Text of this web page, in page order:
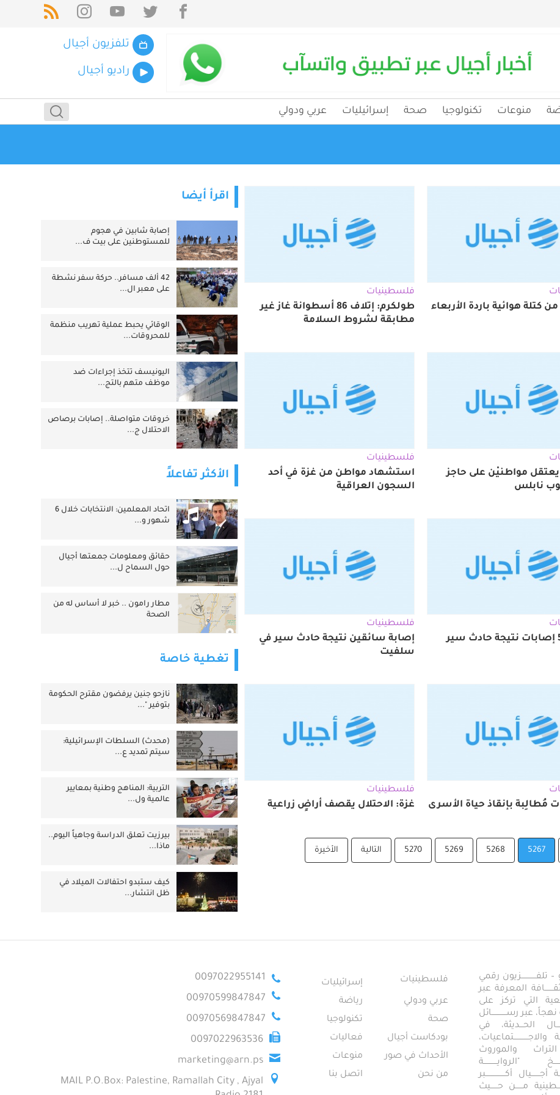
تلفزيون أجيال
راديو أجيال
منوعات تكنولوجيا صحة إسرائيليات عربي ودولي
كتلة هوائية باردة الأربعاء
فلسطينيات
طولكرم: إتلاف 86 أسطوانة غاز غير
مطابقة لشروط السلامة
يعتقل مواطنيْن على حاجز
نابلس
فلسطينيات
استشهاد مواطن من غزة في أحد
السجون العراقية
فلسطينيات
إصابة سائقين نتيجة حادث سير في
سلفيت
مُطالِبة بإنقاذ حياة الأسرى
فلسطينيات
غزة: الاحتلال يقصف أراضٍ زراعية
5267
5268
5269
5270 التالية الأخيرة
اقرأ أيضا
إصابة شابين في هجوم
للمستوطنين على بيت ف...
42 ألف مسافر.. حركة سفر نشطة
على معبر ال...
الوقائي يحبط عملية تهريب منظمة
للمحروقات...
اليونيسف تتخذ إجراءات ضد
موظف متهم بالتج...
خروقات متواصلة.. إصابات برصاص
الاحتلال ج...
الأكثر تفاعلاً
اتحاد المعلمين: الانتخابات خلال 6
شهور و...
حقائق ومعلومات جمعتها أجيال
حول السماح ل...
مطار رامون .. خبر لا أساس له من
الصحة
تغطية خاصة
نازحو جنين يرفضون مقترح الحكومة
بتوفير "...
(محدث) السلطات الإسرائيلية:
سيتم تمديد ع...
التربية: المناهج وطنية بمعايير
عالمية ول...
بيرزيت تعلق الدراسة وجاهياً اليوم..
ماذا...
كيف ستبدو احتفالات الميلاد في
ظل انتشار...
رقمي
المعرفة عبر
التي تركز على
عبر رســــــــــــائل
الحـــديثة، في
والموروث
"الروايـــــــــــة
أكــــــــــــــــبر
مــــــن حــــــيث
فلسطينيات
إسرائيليات
عربي ودولي
رياضة
صحة
تكنولوجيا
بودكاست أجيال
فعاليات
الأحداث في صور
منوعات
من نحن
اتصل بنا
0097022955141
00970599847847
00970569847847
0097022963536
marketing@arn.ps
MAIL P.O.Box: Palestine, Ramallah City , Ajyal